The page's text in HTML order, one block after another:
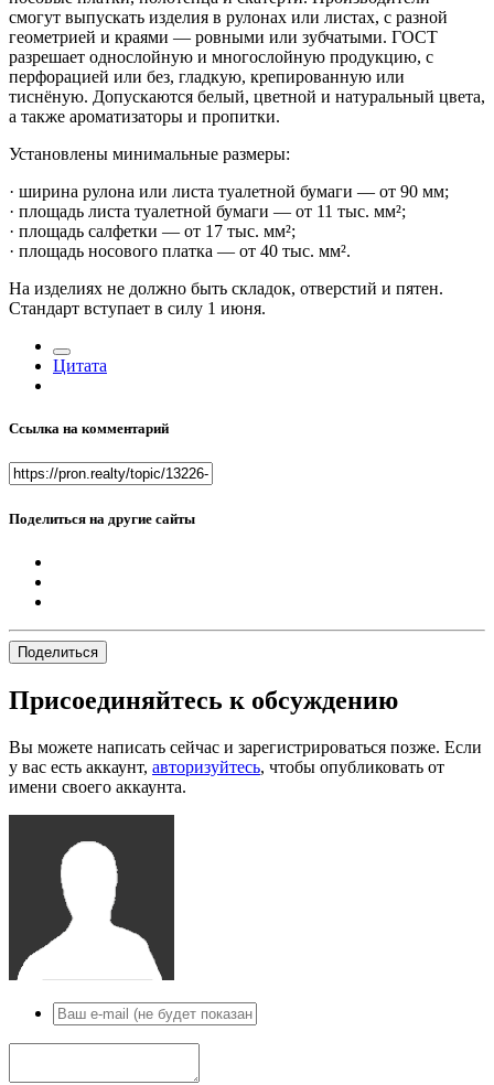
смогут выпускать изделия в рулонах или листах, с разной
геометрией и краями — ровными или зубчатыми. ГОСТ
разрешает однослойную и многослойную продукцию, с
перфорацией или без, гладкую, крепированную или
тиснёную. Допускаются белый, цветной и натуральный цвета,
а также ароматизаторы и пропитки.
Установлены минимальные размеры:
· ширина рулона или листа туалетной бумаги — от 90 мм;
· площадь листа туалетной бумаги — от 11 тыс. мм²;
· площадь салфетки — от 17 тыс. мм²;
· площадь носового платка — от 40 тыс. мм².
На изделиях не должно быть складок, отверстий и пятен.
Стандарт вступает в силу 1 июня.
Цитата
Ссылка на комментарий
Поделиться на другие сайты
Поделиться
Присоединяйтесь к обсуждению
Вы можете написать сейчас и зарегистрироваться позже. Если
у вас есть аккаунт, авторизуйтесь, чтобы опубликовать от
имени своего аккаунта.